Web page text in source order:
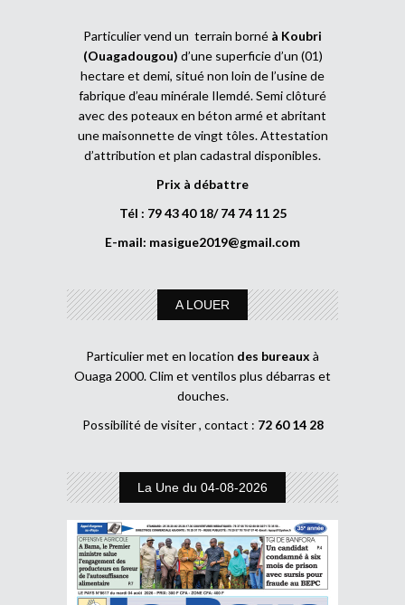
Particulier vend un terrain borné à Koubri
(Ouagadougou) d’une superficie d’un (01)
hectare et demi, situé non loin de l’usine de
fabrique d’eau minérale Ilemdé. Semi clôturé
avec des poteaux en béton armé et abritant
une maisonnette de vingt tôles. Attestation
d’attribution et plan cadastral disponibles.
Prix à débattre
Tél : 79 43 40 18/ 74 74 11 25
E-mail: masigue2019@gmail.com
A LOUER
Particulier met en location des bureaux à
Ouaga 2000. Clim et ventilos plus débarras et
douches.
Possibilité de visiter , contact : 72 60 14 28
La Une du 04-08-2026